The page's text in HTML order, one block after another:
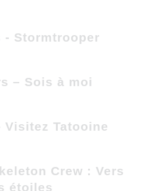
- Stormtrooper
– Sois à moi
Visitez Tatooine
Crew : Vers
étoiles